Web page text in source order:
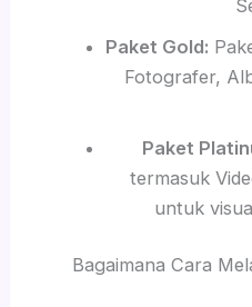
Paket Gold:
Fotografer,
Paket
termasuk
untuk
Bagaimana Cara